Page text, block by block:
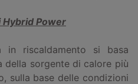
Hybrid Power
in riscaldamento si basa
della sorgente di calore più
sulla base delle condizioni